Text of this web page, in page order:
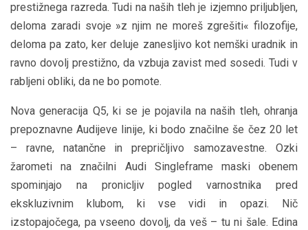
prestižnega razreda. Tudi na naših tleh je izjemno priljubljen,
deloma zaradi svoje »z njim ne moreš zgrešiti« filozofije,
deloma pa zato, ker deluje zanesljivo kot nemški uradnik in
ravno dovolj prestižno, da vzbuja zavist med sosedi. Tudi v
rabljeni obliki, da ne bo pomote.
Nova generacija Q5, ki se je pojavila na naših tleh, ohranja
prepoznavne Audijeve linije, ki bodo značilne še čez 20 let
– ravne, natančne in prepričljivo samozavestne. Ozki
žarometi na značilni Audi Singleframe maski obenem
spominjajo na pronicljiv pogled varnostnika pred
ekskluzivnim klubom, ki vse vidi in opazi. Nič
izstopajočega, pa vseeno dovolj, da veš – tu ni šale. Edina